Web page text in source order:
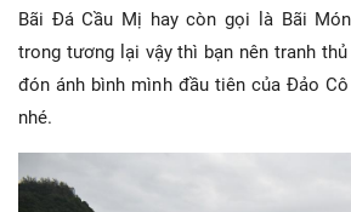
Bãi Đá Cầu Mị hay còn gọi là Bãi
trong tương lại vậy thì bạn nên tranh
đón ánh bình mình đầu tiên của Đảo
nhé.